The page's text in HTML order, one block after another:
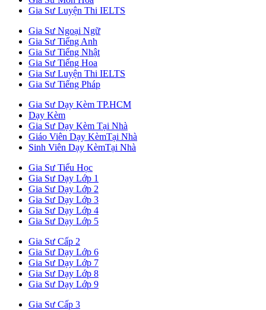
Gia Sư Luyện Thi IELTS
Gia Sư Ngoại Ngữ
Gia Sư Tiếng Anh
Gia Sư Tiếng Nhật
Gia Sư Tiếng Hoa
Gia Sư Luyện Thi IELTS
Gia Sư Tiếng Pháp
Gia Sư Dạy Kèm TP.HCM
Dạy Kèm
Gia Sư Dạy Kèm Tại Nhà
Giáo Viên Dạy KèmTại Nhà
Sinh Viên Dạy KèmTại Nhà
Gia Sư Tiểu Học
Gia Sư Dạy Lớp 1
Gia Sư Dạy Lớp 2
Gia Sư Dạy Lớp 3
Gia Sư Dạy Lớp 4
Gia Sư Dạy Lớp 5
Gia Sư Cấp 2
Gia Sư Dạy Lớp 6
Gia Sư Dạy Lớp 7
Gia Sư Dạy Lớp 8
Gia Sư Dạy Lớp 9
Gia Sư Cấp 3